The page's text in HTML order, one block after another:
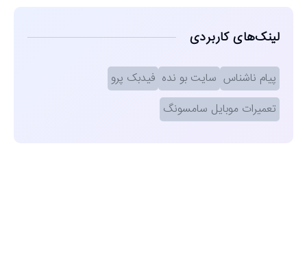
لینک‌های کاربردی
پیام ناشناس سایت بو نده فیدبک پرو
تعمیرات موبایل سامسونگ